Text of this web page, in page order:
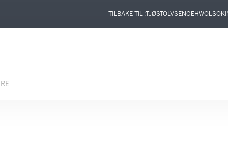
TILBAKE TIL : TJØSTOLVSENGEHWOL